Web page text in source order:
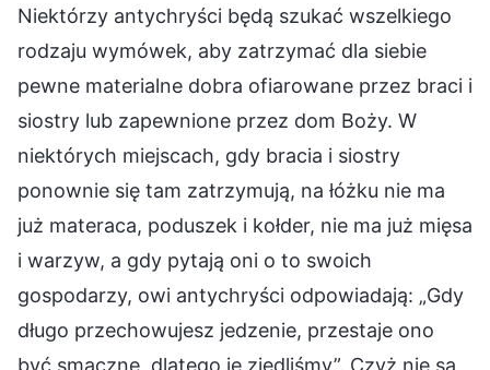
Niektórzy antychryści będą szukać wszelkiego
rodzaju wymówek, aby zatrzymać dla siebie
pewne materialne dobra ofiarowane przez braci i
siostry lub zapewnione przez dom Boży. W
niektórych miejscach, gdy bracia i siostry
ponownie się tam zatrzymują, na łóżku nie ma
już materaca, poduszek i kołder, nie ma już mięsa
i warzyw, a gdy pytają oni o to swoich
gospodarzy, owi antychryści odpowiadają: „Gdy
długo przechowujesz jedzenie, przestaje ono
być smaczne, dlatego je zjedliśmy”. Czyż nie są